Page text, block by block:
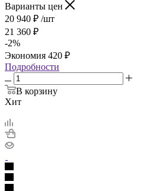
Варианты цен
20 940 ₽ /шт
21 360 ₽
-2%
Экономия 420 ₽
Подробности
В корзину
Хит